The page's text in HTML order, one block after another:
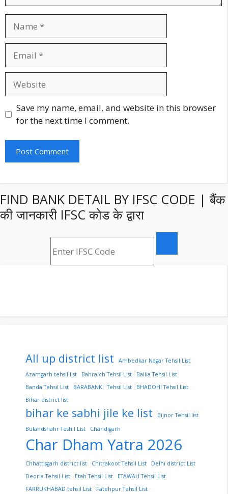
Save my name, email, and website in this browser
for the next time I comment.
FIND BANK DETAIL BY IFSC CODE | बैंक
की जानकारी IFSC कोड के द्वारा
All up district list
Ambedkar Nagar Tehsil List
Azamgarh tehsil list
Bahraich Tehsil List
Ballia Tehsil List
Banda Tehsil List
BARABANKI Tehsil List
BHADOHI Tehsil List
Bihar district list
bihar ke sabhi jile ke list
Bijnor Tehsil list
Bulandshahr Teshil List
Chandigarh
Char Dham Yatra 2026
Chhattisgarh district list Chitrakoot Tehsil List
Delhi district List
Deoria Tehsil List
Etah Tehsil List
ETAWAH Tehsil List
FARRUKHABAD tehsil List
Fatehpur Tehsil List